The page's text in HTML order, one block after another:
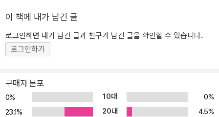
영제국훈장(OBE)을 수상하였다.
이 책에 내가 남긴 글
로그인하면 내가 남긴 글과 친구가 남긴 글을 확인할 수 있습니다.
로그인하기
구매자 분포
0% 10대
0%
23.1%
20대
4.5%